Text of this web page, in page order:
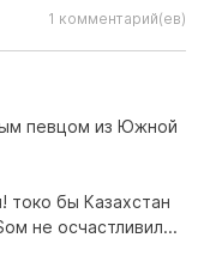
1 комментарий(ев)
певцом из Южной
бы Казахстан
не осчастливил...